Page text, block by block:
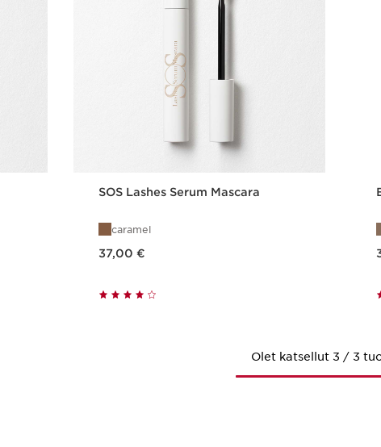
SOS Lashes Serum Mascara
caramel
37,00 €
Olet katsellut 3 / 3